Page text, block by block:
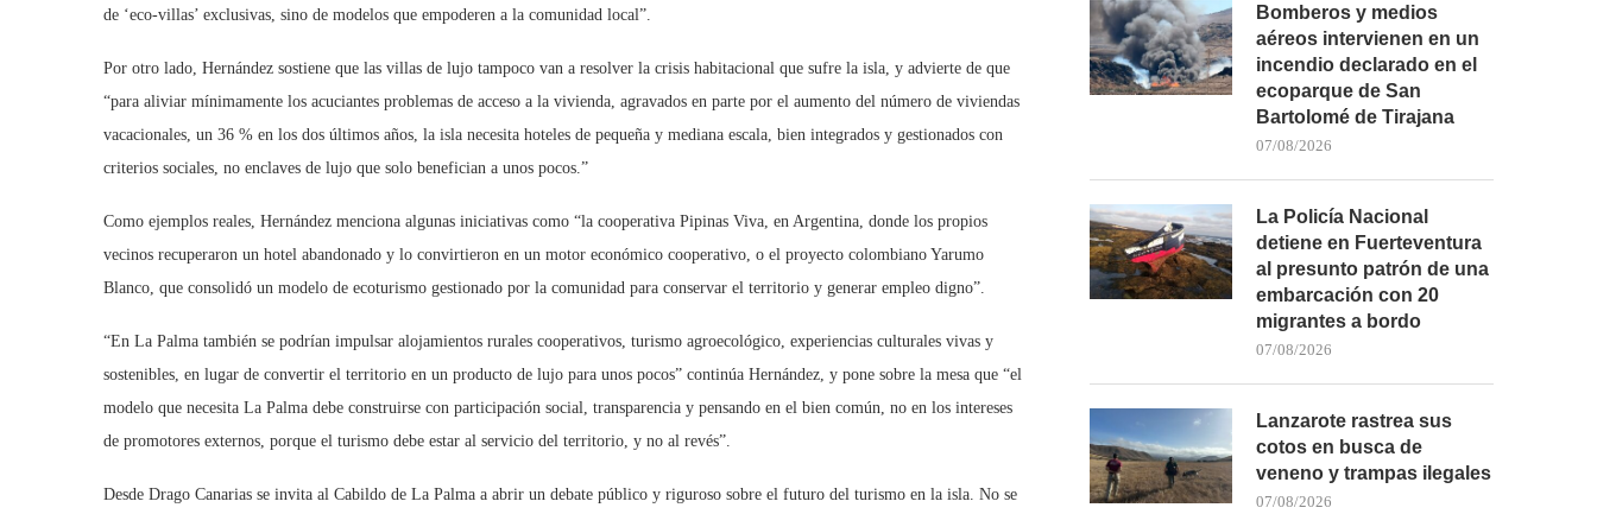
de ‘eco-villas’ exclusivas, sino de modelos que empoderen a la comunidad local”.
Por otro lado, Hernández sostiene que las villas de lujo tampoco van a resolver la crisis habitacional que sufre la isla, y advierte de que
“para aliviar mínimamente los acuciantes problemas de acceso a la vivienda, agravados en parte por el aumento del número de viviendas
vacacionales, un 36 % en los dos últimos años, la isla necesita hoteles de pequeña y mediana escala, bien integrados y gestionados con
criterios sociales, no enclaves de lujo que solo benefician a unos pocos.”
Como ejemplos reales, Hernández menciona algunas iniciativas como “la cooperativa Pipinas Viva, en Argentina, donde los propios
vecinos recuperaron un hotel abandonado y lo convirtieron en un motor económico cooperativo, o el proyecto colombiano Yarumo
Blanco, que consolidó un modelo de ecoturismo gestionado por la comunidad para conservar el territorio y generar empleo digno”.
“En La Palma también se podrían impulsar alojamientos rurales cooperativos, turismo agroecológico, experiencias culturales vivas y
sostenibles, en lugar de convertir el territorio en un producto de lujo para unos pocos” continúa Hernández, y pone sobre la mesa que “el
modelo que necesita La Palma debe construirse con participación social, transparencia y pensando en el bien común, no en los intereses
de promotores externos, porque el turismo debe estar al servicio del territorio, y no al revés”.
Desde Drago Canarias se invita al Cabildo de La Palma a abrir un debate público y riguroso sobre el futuro del turismo en la isla. No se
Bomberos y medios
aéreos intervienen en un
incendio declarado en el
ecoparque de San
Bartolomé de Tirajana
07/08/2026
La Policía Nacional
detiene en Fuerteventura
al presunto patrón de una
embarcación con 20
migrantes a bordo
07/08/2026
Lanzarote rastrea sus
cotos en busca de
veneno y trampas ilegales
07/08/2026